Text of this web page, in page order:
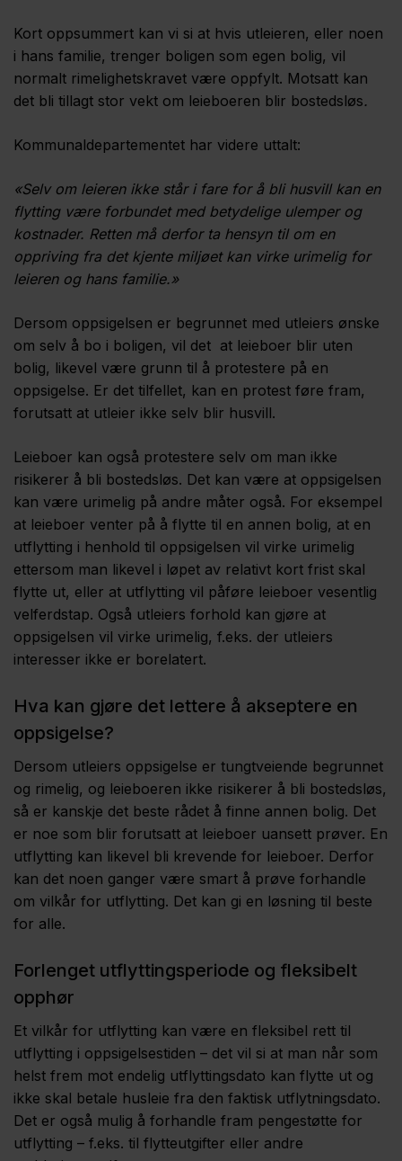
Kort oppsummert kan vi si at hvis utleieren, eller noen
i hans familie, trenger boligen som egen bolig, vil
normalt rimelighetskravet være oppfylt. Motsatt kan
det bli tillagt stor vekt om leieboeren blir bostedsløs.
Kommunaldepartementet har videre uttalt:
«Selv om leieren ikke står i fare for å bli husvill kan en
flytting være forbundet med betydelige ulemper og
kostnader. Retten må derfor ta hensyn til om en
oppriving fra det kjente miljøet kan virke urimelig for
leieren og hans familie.»
Dersom oppsigelsen er begrunnet med utleiers ønske
om selv å bo i bo­ligen, vil det at leieboer blir uten
bolig, likevel være grunn til å protestere på en
oppsigelse. Er det tilfellet, kan en protest føre fram,
forutsatt at utleier ikke selv blir husvill.
Leieboer kan også protestere selv om man ikke
risikerer å bli bostedsløs. Det kan være at oppsigelsen
kan være urimelig på andre måter også. For eksempel
at leieboer venter på å flytte til en annen bolig, at en
utflytting i henhold til oppsigelsen vil virke urimelig
ettersom man likevel i løpet av relativt kort frist skal
flytte ut, eller at utflytting vil påføre leieboer vesentlig
velferdstap. Også utleiers forhold kan gjøre at
oppsigelsen vil virke urimelig, f.eks. der utleiers
interesser ikke er borelatert.
Hva kan gjøre det lettere å akseptere en
oppsigelse?
Dersom utleiers oppsigelse er tungtveiende begrunnet
og rimelig, og leieboeren ikke risikerer å bli bostedsløs,
så er kanskje det beste rådet å finne annen bolig. Det
er noe som blir forutsatt at leieboer uansett prøver. En
utflytting kan likevel bli krevende for leieboer. Derfor
kan det noen ganger være smart å prøve forhandle
om vilkår for utflytting. Det kan gi en løsning til beste
for alle.
Forlenget utflyttingsperiode og fleksibelt
opphør
Et vilkår for utflytting kan være en fleksibel rett til
utflytting i oppsigelsestiden – det vil si at man når som
helst frem mot endelig utflyttingsdato kan flytte ut og
ikke skal betale husleie fra den faktisk utflytningsdato.
Det er også mulig å forhandle fram pengestøtte for
utflytting – f.eks. til flytteutgifter eller andre